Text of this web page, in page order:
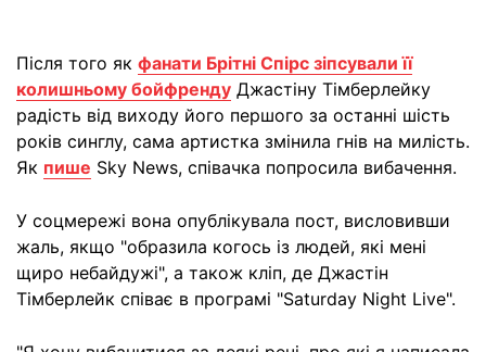
Після того як фанати Брітні Спірс зіпсували її
колишньому бойфренду Джастіну Тімберлейку
радість від виходу його першого за останні шість
років синглу, сама артистка змінила гнів на милість.
Як пише Sky News, співачка попросила вибачення.
У соцмережі вона опублікувала пост, висловивши
жаль, якщо "образила когось із людей, які мені
щиро небайдужі", а також кліп, де Джастін
Тімберлейк співає в програмі "Saturday Night Live".